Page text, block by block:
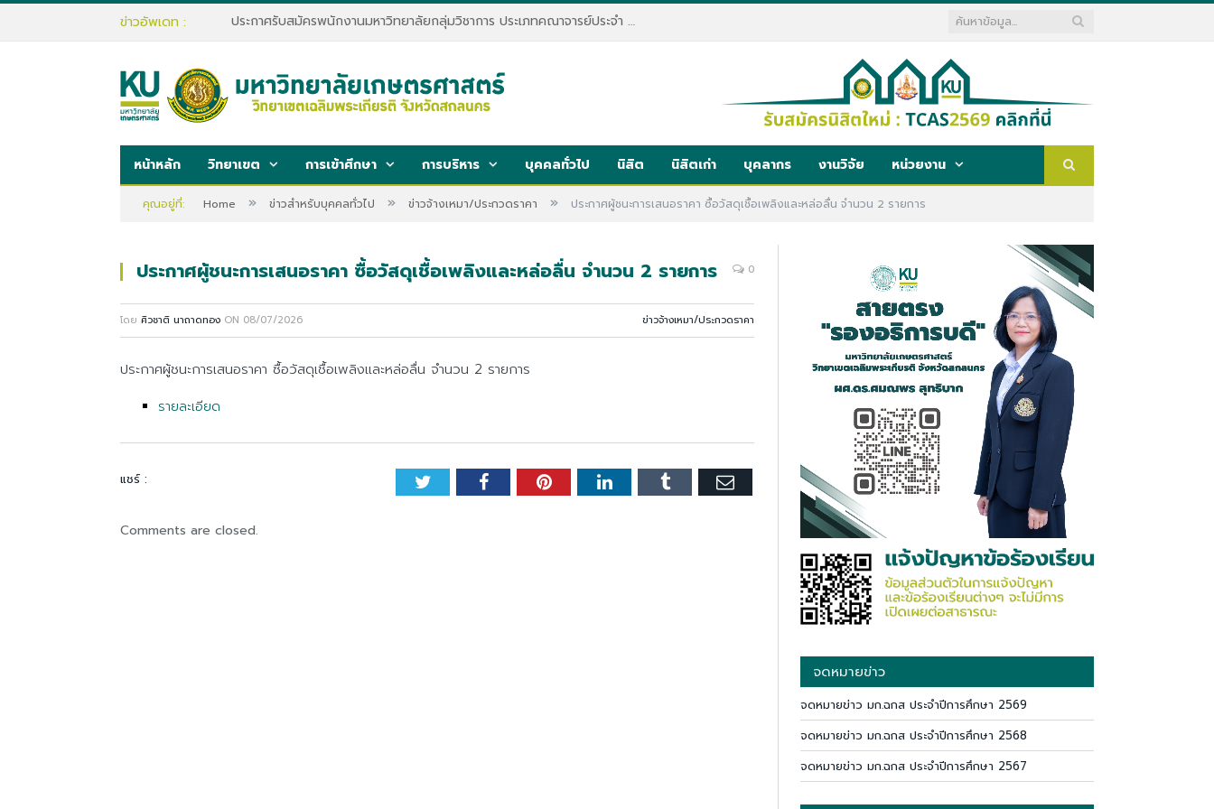
ข่าวอัพเดท : ประกาศรับสมัครพนักงานมหาวิทยาลัยกลุ่มวิชาการ ประเภทคณาจารย์ประจำ คณะทรัพยากรธรรมชาติและอุตสาหกรรมเกษตร สังกัดภาควิชาเกษตรและทรัพยากร
หน้าหลัก วิทยาเขต การเข้าศึกษา การบริหาร บุคคลทั่วไป นิสิต นิสิตเก่า บุคลากร งานวิจัย หน่วยงาน
คุณอยู่ที่: Home » ข่าวสำหรับบุคคลทั่วไป » ข่าวจ้างเหมา/ประกวดราคา » ประกาศผู้ชนะการเสนอราคา ซื้อวัสดุเชื้อเพลิงและหล่อลื่น จำนวน 2 รายการ
ประกาศผู้ชนะการเสนอราคา ซื้อวัสดุเชื้อเพลิงและหล่อลื่น จำนวน 2 รายการ 0
โดย ศิวชาติ นาถาดทอง ON 08/07/2026 ข่าวจ้างเหมา/ประกวดราคา
ประกาศผู้ชนะการเสนอราคา ซื้อวัสดุเชื้อเพลิงและหล่อลื่น จำนวน 2 รายการ
รายละเอียด
แชร์ : Twitter FacebookPinterestLinkedInTumblr Email
Comments are closed.
จดหมายข่าว
จดหมายข่าว มก.ฉกส ประจำปีการศึกษา 2569
จดหมายข่าว มก.ฉกส ประจำปีการศึกษา 2568
จดหมายข่าว มก.ฉกส ประจำปีการศึกษา 2567